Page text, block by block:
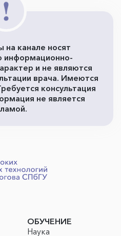
на канале носят
информационно-
и не являются
врача. Имеются
консультация
не является
ОБУЧЕНИЕ
Наука